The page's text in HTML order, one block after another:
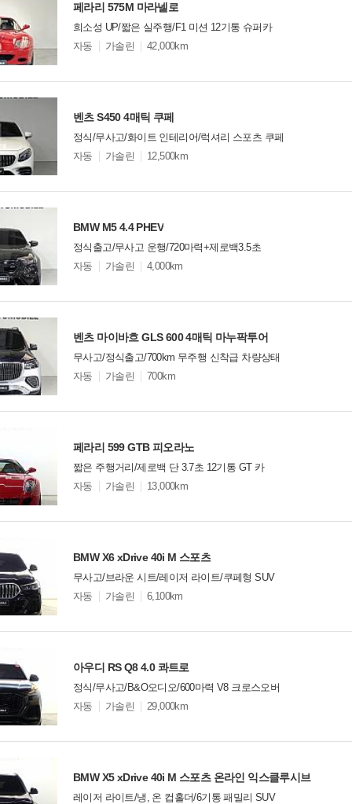
페라리 575M 마라넬로
희소성 UP/짧은 실주행/F1 미션 12기통 슈퍼카
모
션
자동 가솔린 42,000km
벤츠 S450 4매틱 쿠페
정식/무사고/화이트 인테리어/럭셔리 스포츠 쿠페
모
션
자동 가솔린 12,500km
BMW M5 4.4 PHEV
정식출고/무사고 운행/720마력+제로백3.5초
모
션
자동 가솔린 4,000km
벤츠 마이바흐 GLS 600 4매틱 마누팍투어
무사고/정식출고/700km 무주행 신착급 차량상태
모
션
자동 가솔린 700km
페라리 599 GTB 피오라노
짧은 주행거리/제로백 단 3.7초 12기통 GT 카
모
션
자동 가솔린 13,000km
BMW X6 xDrive 40i M 스포츠
무사고/브라운 시트/레이저 라이트/쿠페형 SUV
모
션
자동 가솔린 6,100km
아우디 RS Q8 4.0 콰트로
정식/무사고/B&O오디오/600마력 V8 크로스오버
모
션
자동 가솔린 29,000km
BMW X5 xDrive 40i M 스포츠 온라인 익스클루시브
레이저 라이트/냉, 온 컵홀더/6기통 패밀리 SUV